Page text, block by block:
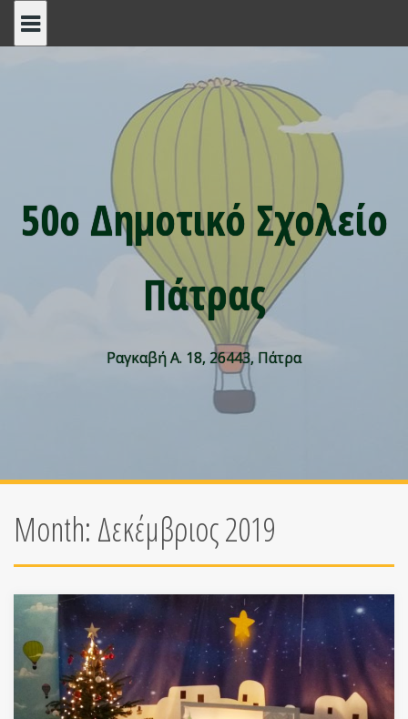
50ο Δημοτικό Σχολείο
Πάτρας
Ραγκαβή Α. 18, 26443, Πάτρα
Month: Δεκέμβριος 2019